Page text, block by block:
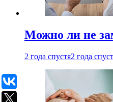
Можно ли не
2 года спустя2 года